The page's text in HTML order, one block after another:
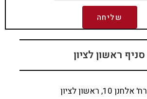
שליחה
סניף ראשון לציון
רח' אלחנן 10, ראשון לציון